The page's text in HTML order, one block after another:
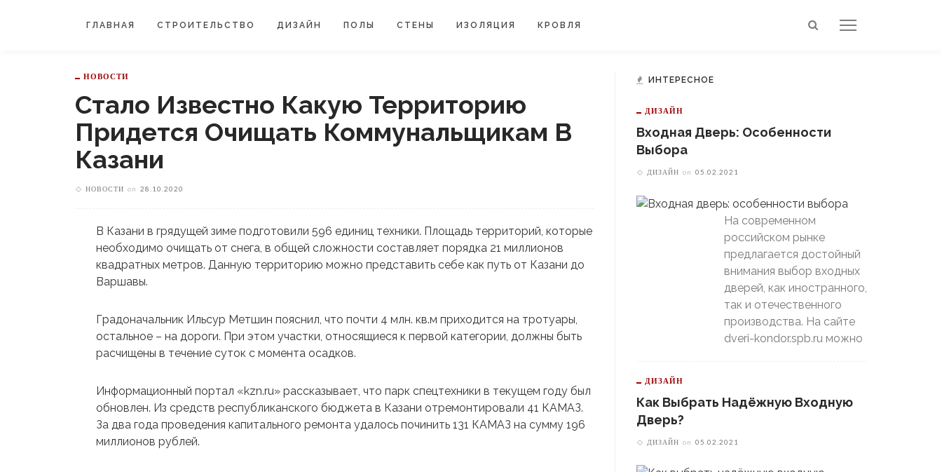
ГЛАВНАЯ СТРОИТЕЛЬСТВО ДИЗАЙН ПОЛЫ СТЕНЫ ИЗОЛЯЦИЯ КРОВЛЯ
НОВОСТИ
Стало Известно Какую Территорию
Придется Очищать Коммунальщикам В
Казани
НОВОСТИ on 28.10.2020
В Казани в грядущей зиме подготовили 596 единиц техники. Площадь территорий, которые
необходимо очищать от снега, в общей сложности составляет порядка 21 миллионов
квадратных метров. Данную территорию можно представить себе как путь от Казани до
Варшавы.
Градоначальник Ильсур Метшин пояснил, что почти 4 млн. кв.м приходится на тротуары,
остальное – на дороги. При этом участки, относящиеся к первой категории, должны быть
расчищены в течение суток с момента осадков.
Информационный портал «kzn.ru» рассказывает, что парк спецтехники в текущем году был
обновлен. Из средств республиканского бюджета в Казани отремонтировали 41 КАМАЗ.
За два года проведения капитального ремонта удалось починить 131 КАМАЗ на сумму 196
миллионов рублей.
ИНТЕРЕСНОЕ
ДИЗАЙН
Входная Дверь: Особенности
Выбора
ДИЗАЙН on 05.02.2021
На современном
российском рынке
предлагается достойный
внимания выбор входных
дверей, как иностранного,
так и отечественного
производства. На сайте
dveri-kondor.spb.ru можно
ДИЗАЙН
Как Выбрать Надёжную Входную
Дверь?
ДИЗАЙН on 05.02.2021